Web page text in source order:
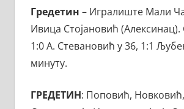
Гредетин – Игралиште Мали
Ивица Стојановић (Алексинац).
1:0 А. Стевановић у 36, 1:1
минуту.
ГРЕДЕТИН: Поповић,